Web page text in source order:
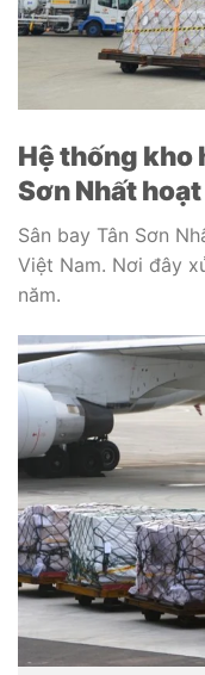
Hệ thống kho
Sơn Nhất
Sân bay Tân Sơn
Việt Nam. Nơi đây
năm.